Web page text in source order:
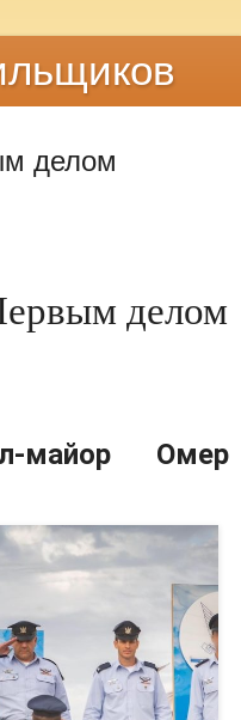
делом
делом
майор Омер